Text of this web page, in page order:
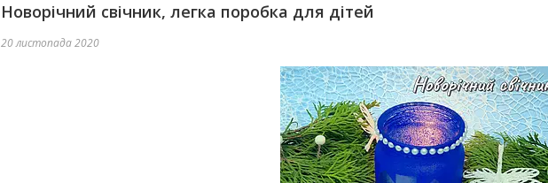
Новорічний свічник, легка поробка для дітей
20 листопада 2020